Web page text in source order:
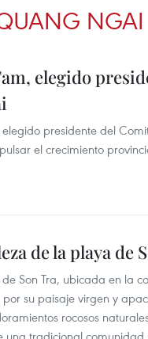
NGAI
elegido
presidente del
el crecimiento
de la playa de
Son Tra, ubicada en la
su paisaje virgen y
rocosos
una tradicional